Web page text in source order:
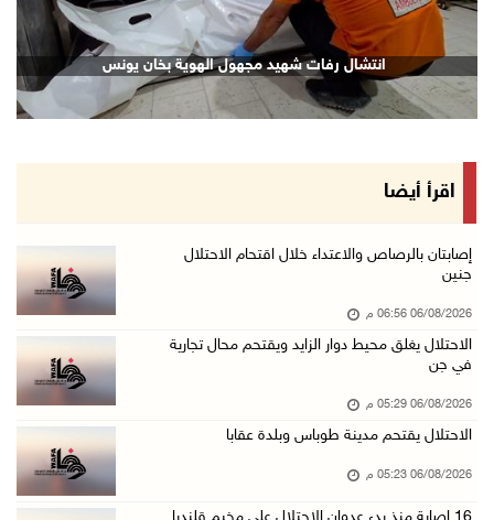
06/آب/2026 04:33 م
16 إصابة منذ بدء عدوان الاحتلال على مخيم قلند ...
06/آب/2026 04:26 م
إرهاب المستوطنين يضرب في خربة الطوبا
الخليلي تبحث مع النائب العام تعزيز الشراكة في ...
وزير العدل يبحث مع السفير التركي تعزيز التعاو ...
06/آب/2026 02:37 م
سلطة النقد: ارتفاع نسبة الشمول المالي في فلسط ...
انتشال رفات شهيد مجهول الهوية بخان يونس
اقرأ أيضا
إصابتان بالرصاص والاعتداء خلال اقتحام الاحتلال
جنين
06/08/2026 06:56 م
الاحتلال يغلق محيط دوار الزايد ويقتحم محال تجارية
في جن
06/08/2026 05:29 م
الاحتلال يقتحم مدينة طوباس وبلدة عقابا
06/08/2026 05:23 م